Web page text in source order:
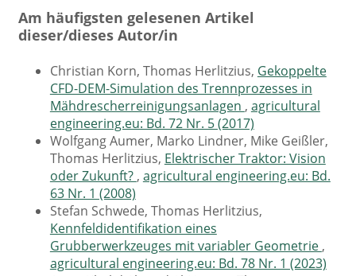
Am häufigsten gelesenen Artikel
dieser/dieses Autor/in
Christian Korn, Thomas Herlitzius, Gekoppelte
CFD-DEM-Simulation des Trennprozesses in
Mähdrescherreinigungsanlagen , agricultural
engineering.eu: Bd. 72 Nr. 5 (2017)
Wolfgang Aumer, Marko Lindner, Mike Geißler,
Thomas Herlitzius, Elektrischer Traktor: Vision
oder Zukunft? , agricultural engineering.eu: Bd.
63 Nr. 1 (2008)
Stefan Schwede, Thomas Herlitzius,
Kennfeldidentifikation eines
Grubberwerkzeuges mit variabler Geometrie ,
agricultural engineering.eu: Bd. 78 Nr. 1 (2023)